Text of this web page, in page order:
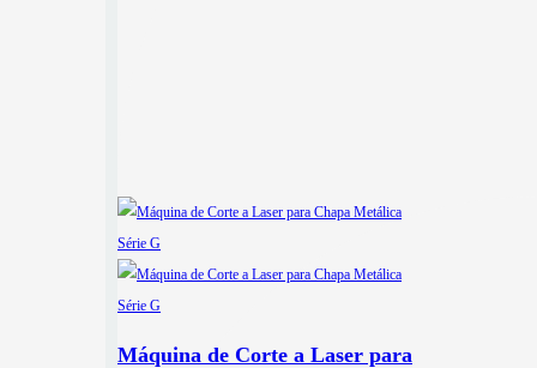
Máquina de Corte a Laser para